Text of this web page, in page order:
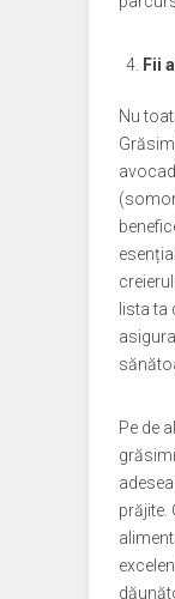
Fii
Nu
lista ta
Pe de
prăjite.